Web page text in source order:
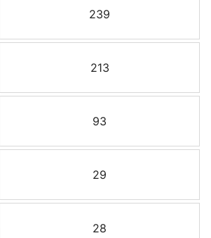
239
213
93
29
28